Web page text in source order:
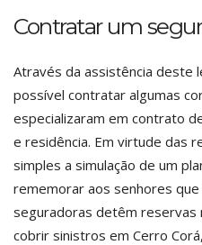
Contratar um
Através da assistência deste
possível contratar algumas
especializaram em contrato
e residência. Em virtude das
simples a simulação de um
rememorar aos senhores
seguradoras detêm reservas
cobrir sinistros em Cerro